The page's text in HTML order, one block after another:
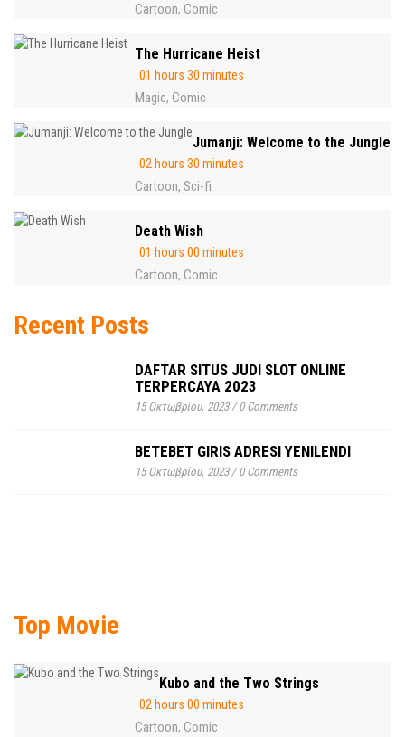
Cartoon, Comic
The Hurricane Heist
01 hours 30 minutes
Magic, Comic
Jumanji: Welcome to the Jungle
02 hours 30 minutes
Cartoon, Sci-fi
Death Wish
01 hours 00 minutes
Cartoon, Comic
Recent Posts
DAFTAR SITUS JUDI SLOT ONLINE
TERPERCAYA 2023
15 Οκτωβρίου, 2023/0 Comments
BETEBET GIRIS ADRESI YENILENDI
15 Οκτωβρίου, 2023/0 Comments
Top Movie
Kubo and the Two Strings
02 hours 00 minutes
Cartoon, Comic